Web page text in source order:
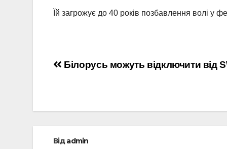
Їй загрожує до 40 років позбавлення волі у
Навігація
Білорусь можуть відключити від
Відadmin